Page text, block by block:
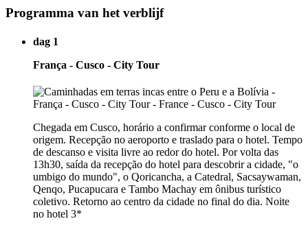
Programma van het verblijf
dag 1
França - Cusco - City Tour
Chegada em Cusco, horário a confirmar conforme o local de
origem. Recepção no aeroporto e traslado para o hotel. Tempo
de descanso e visita livre ao redor do hotel. Por volta das
13h30, saída da recepção do hotel para descobrir a cidade, "o
umbigo do mundo", o Qoricancha, a Catedral, Sacsaywaman,
Qenqo, Pucapucara e Tambo Machay em ônibus turístico
coletivo. Retorno ao centro da cidade no final do dia. Noite
no hotel 3*